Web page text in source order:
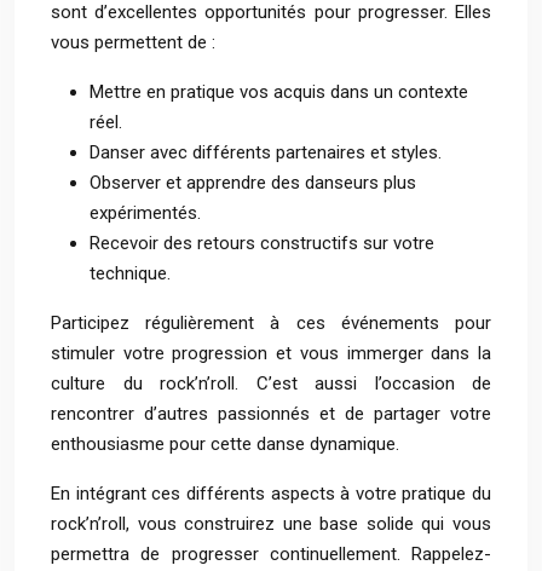
sont d’excellentes opportunités pour progresser. Elles
vous permettent de :
Mettre en pratique vos acquis dans un contexte
réel.
Danser avec différents partenaires et styles.
Observer et apprendre des danseurs plus
expérimentés.
Recevoir des retours constructifs sur votre
technique.
Participez régulièrement à ces événements pour
stimuler votre progression et vous immerger dans la
culture du rock’n’roll. C’est aussi l’occasion de
rencontrer d’autres passionnés et de partager votre
enthousiasme pour cette danse dynamique.
En intégrant ces différents aspects à votre pratique du
rock’n’roll, vous construirez une base solide qui vous
permettra de progresser continuellement. Rappelez-